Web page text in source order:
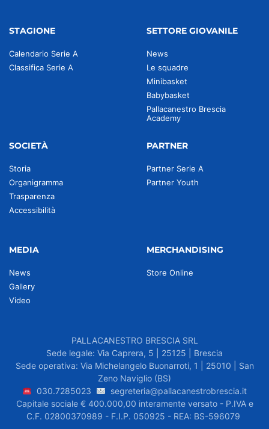
STAGIONE
Calendario Serie A
Classifica Serie A
SETTORE GIOVANILE
News
Le squadre
Minibasket
Babybasket
Pallacanestro Brescia
Academy
SOCIETÀ
Storia
Organigramma
Trasparenza
Accessibilità
PARTNER
Partner Serie A
Partner Youth
MEDIA
News
Gallery
Video
MERCHANDISING
Store Online
PALLACANESTRO BRESCIA SRL
Sede legale: Via Caprera, 5 | 25125 | Brescia
Sede operativa: Via Michelangelo Buonarroti, 1 | 25010 | San
Zeno Naviglio (BS)
030.7285023
segreteria@pallacanestrobrescia.it
Capitale sociale € 400.000,00 interamente versato - P.IVA e
C.F. 02800370989 - F.I.P. 050925 - REA: BS-596079